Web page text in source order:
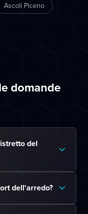
Ascoli Piceno
domande
del
dell'arredo?